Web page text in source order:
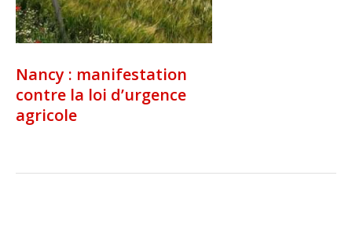
Nancy : manifestation
contre la loi d’urgence
agricole